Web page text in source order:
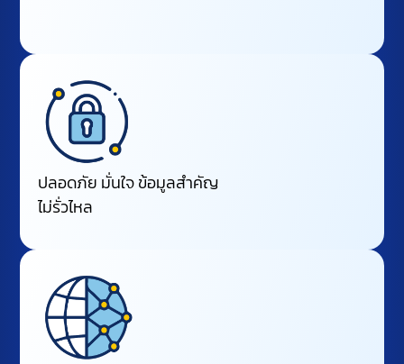
ปลอดภัย มั่นใจ ข้อมูลสำคัญ
ไม่รั่วไหล